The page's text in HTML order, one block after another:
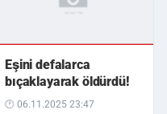
Eşini defalarca
bıçaklayarak öldürdü!
🕐 06.11.2025 23:47